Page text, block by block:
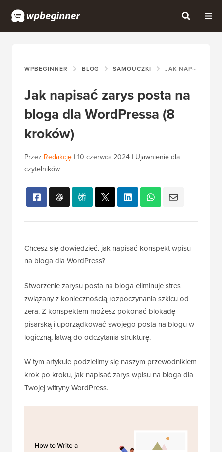
WPBEGINNER BLOG SAMOUCZKI JAK NAPISAĆ ZARYS POSTA NA BLOGA DLA WORDPRESSA (8 KROKÓW)
Jak napisać zarys posta na
bloga dla WordPressa (8
kroków)
Przez Redakcję | 10 czerwca 2024 | Ujawnienie dla
czytelników
Chcesz się dowiedzieć, jak napisać konspekt wpisu
na bloga dla WordPress?
Stworzenie zarysu posta na bloga eliminuje stres
związany z koniecznością rozpoczynania szkicu od
zera. Z konspektem możesz pokonać blokadę
pisarską i uporządkować swojego posta na blogu w
logiczną, łatwą do odczytania strukturę.
W tym artykule podzielimy się naszym przewodnikiem
krok po kroku, jak napisać zarys wpisu na bloga dla
Twojej witryny WordPress.